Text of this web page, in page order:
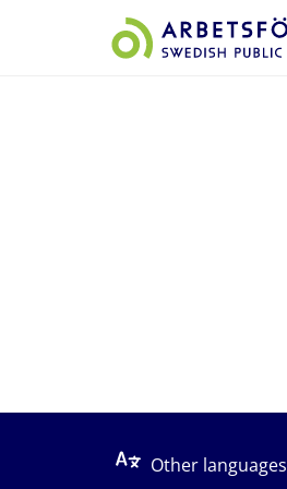
Other languages